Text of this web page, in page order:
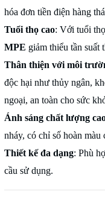
hóa đơn tiền điện hàng
Tuổi thọ cao: Với tuổi
MPE giảm thiểu tần suất
Thân thiện với môi
độc hại như thủy ngân,
ngoại, an toàn cho sức
Ánh sáng chất lượng
nháy, có chỉ số hoàn màu
Thiết kế đa dạng: Phù
cầu sử dụng.